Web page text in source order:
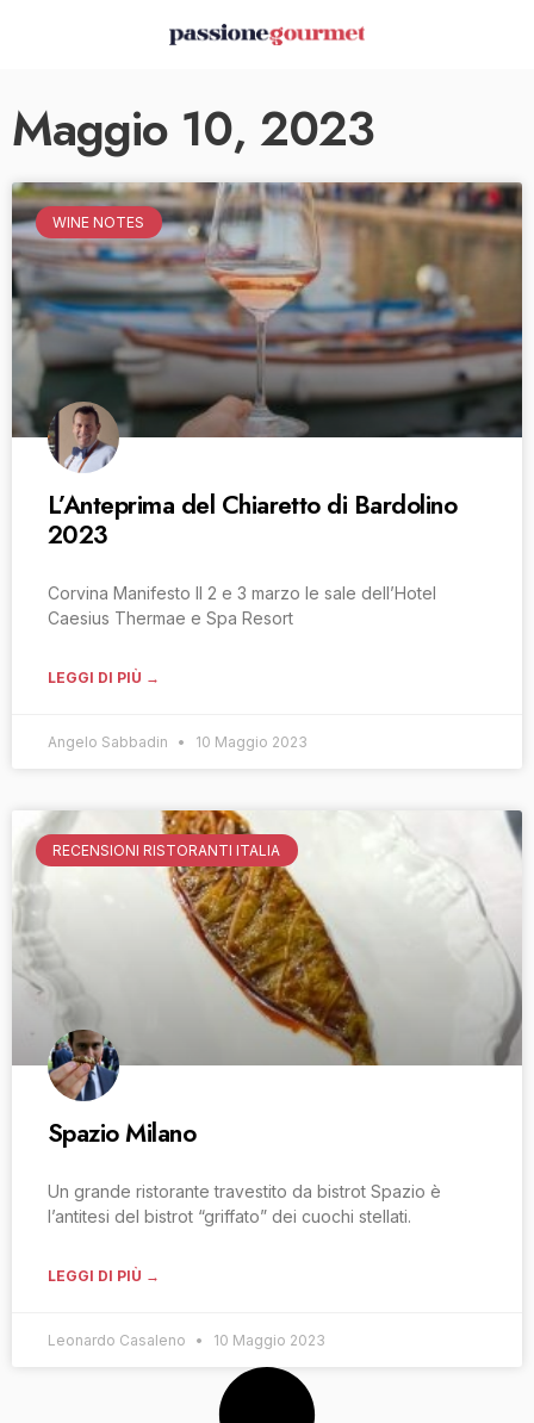
Maggio 10, 2023
WINE NOTES
L’Anteprima del Chiaretto di Bardolino
2023
Corvina Manifesto Il 2 e 3 marzo le sale dell’Hotel
Caesius Thermae e Spa Resort
LEGGI DI PIÙ →
Angelo Sabbadin 10 Maggio 2023
RECENSIONI RISTORANTI ITALIA
Spazio Milano
Un grande ristorante travestito da bistrot Spazio è
l’antitesi del bistrot “griffato” dei cuochi stellati.
LEGGI DI PIÙ →
Leonardo Casaleno 10 Maggio 2023